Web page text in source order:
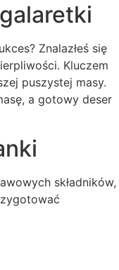
Znalazłeś się
Kluczem
puszystej masy.
a gotowy deser
składników,